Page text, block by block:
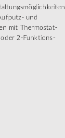
und
mit Thermostat-
2-Funktions-